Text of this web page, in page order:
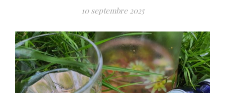
10 septembre 2025